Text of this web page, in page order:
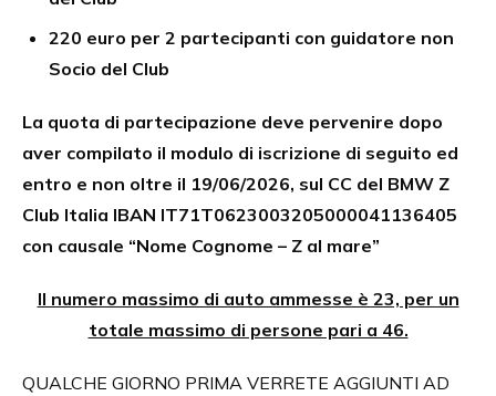
220 euro per 2 partecipanti con guidatore non
Socio del Club
La quota di partecipazione deve pervenire dopo
aver compilato il modulo di iscrizione di seguito ed
entro e non oltre il 19/06/2026, sul CC del BMW Z
Club Italia IBAN IT71T0623003205000041136405
con causale “Nome Cognome – Z al mare”
Il numero massimo di auto ammesse è 23, per un
totale massimo di persone pari a 46.
QUALCHE GIORNO PRIMA VERRETE AGGIUNTI AD